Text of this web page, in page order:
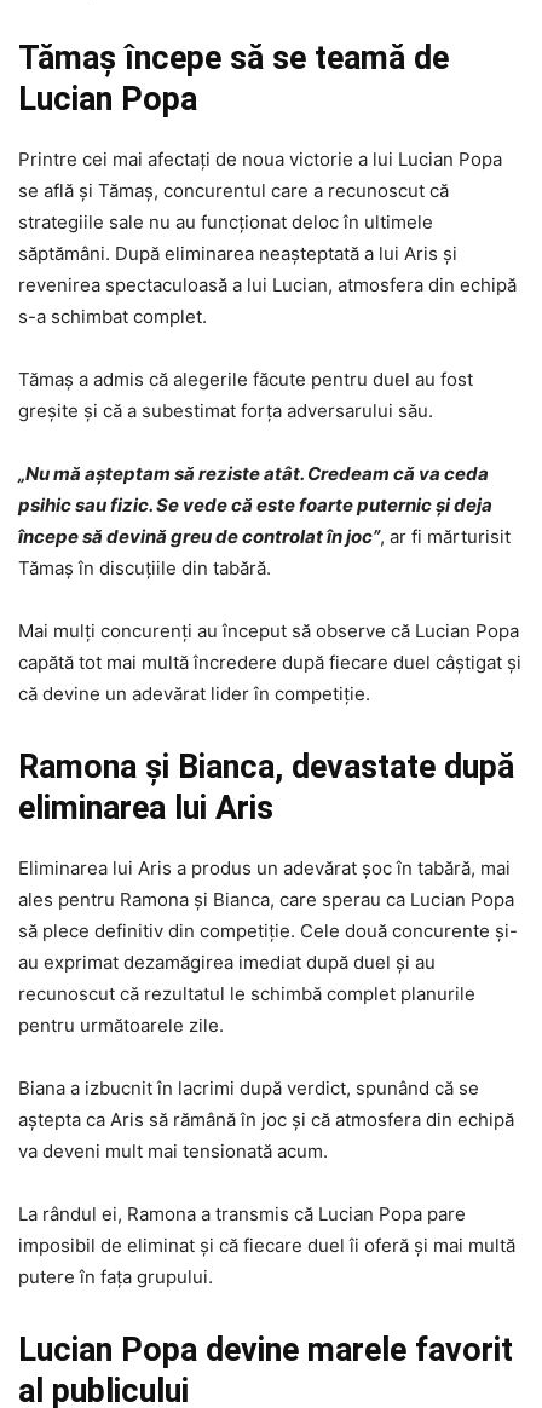
Tămaș începe să se teamă de
Lucian Popa
Printre cei mai afectați de noua victorie a lui Lucian Popa
se află și Tămaș, concurentul care a recunoscut că
strategiile sale nu au funcționat deloc în ultimele
săptămâni. După eliminarea neașteptată a lui Aris și
revenirea spectaculoasă a lui Lucian, atmosfera din echipă
s-a schimbat complet.
Tămaș a admis că alegerile făcute pentru duel au fost
greșite și că a subestimat forța adversarului său.
„Nu mă așteptam să reziste atât. Credeam că va ceda
psihic sau fizic. Se vede că este foarte puternic și deja
începe să devină greu de controlat în joc”, ar fi mărturisit
Tămaș în discuțiile din tabără.
Mai mulți concurenți au început să observe că Lucian Popa
capătă tot mai multă încredere după fiecare duel câștigat și
că devine un adevărat lider în competiție.
Ramona și Bianca, devastate după
eliminarea lui Aris
Eliminarea lui Aris a produs un adevărat șoc în tabără, mai
ales pentru Ramona și Bianca, care sperau ca Lucian Popa
să plece definitiv din competiție. Cele două concurente și-
au exprimat dezamăgirea imediat după duel și au
recunoscut că rezultatul le schimbă complet planurile
pentru următoarele zile.
Biana a izbucnit în lacrimi după verdict, spunând că se
aștepta ca Aris să rămână în joc și că atmosfera din echipă
va deveni mult mai tensionată acum.
La rândul ei, Ramona a transmis că Lucian Popa pare
imposibil de eliminat și că fiecare duel îi oferă și mai multă
putere în fața grupului.
Lucian Popa devine marele favorit
al publicului